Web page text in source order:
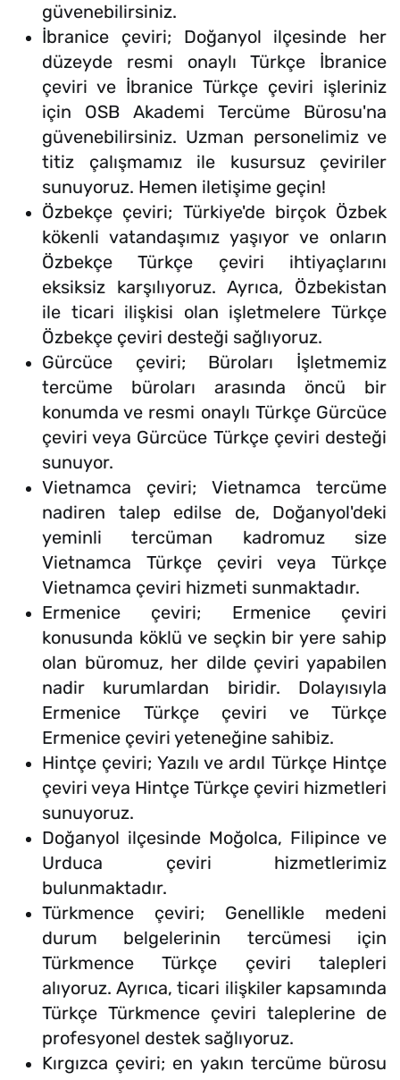
güvenebilirsiniz.
İbranice çeviri; Doğanyol ilçesinde her
düzeyde resmi onaylı Türkçe İbranice
çeviri ve İbranice Türkçe çeviri işleriniz
için OSB Akademi Tercüme Bürosu'na
güvenebilirsiniz. Uzman personelimiz ve
titiz çalışmamız ile kusursuz çeviriler
sunuyoruz. Hemen iletişime geçin!
Özbekçe çeviri; Türkiye'de birçok Özbek
kökenli vatandaşımız yaşıyor ve onların
Özbekçe Türkçe çeviri ihtiyaçlarını
eksiksiz karşılıyoruz. Ayrıca, Özbekistan
ile ticari ilişkisi olan işletmelere Türkçe
Özbekçe çeviri desteği sağlıyoruz.
Gürcüce çeviri; Büroları İşletmemiz
tercüme büroları arasında öncü bir
konumda ve resmi onaylı Türkçe Gürcüce
çeviri veya Gürcüce Türkçe çeviri desteği
sunuyor.
Vietnamca çeviri; Vietnamca tercüme
nadiren talep edilse de, Doğanyol'deki
yeminli tercüman kadromuz size
Vietnamca Türkçe çeviri veya Türkçe
Vietnamca çeviri hizmeti sunmaktadır.
Ermenice çeviri; Ermenice çeviri
konusunda köklü ve seçkin bir yere sahip
olan büromuz, her dilde çeviri yapabilen
nadir kurumlardan biridir. Dolayısıyla
Ermenice Türkçe çeviri ve Türkçe
Ermenice çeviri yeteneğine sahibiz.
Hintçe çeviri; Yazılı ve ardıl Türkçe Hintçe
çeviri veya Hintçe Türkçe çeviri hizmetleri
sunuyoruz.
Doğanyol ilçesinde Moğolca, Filipince ve
Urduca çeviri hizmetlerimiz
bulunmaktadır.
Türkmence çeviri; Genellikle medeni
durum belgelerinin tercümesi için
Türkmence Türkçe çeviri talepleri
alıyoruz. Ayrıca, ticari ilişkiler kapsamında
Türkçe Türkmence çeviri taleplerine de
profesyonel destek sağlıyoruz.
Kırgızca çeviri; en yakın tercüme bürosu